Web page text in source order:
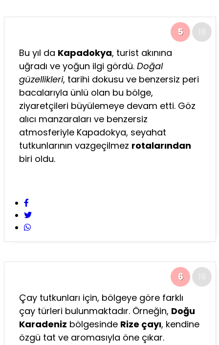
5
Bu yıl da Kapadokya, turist akınına
uğradı ve yoğun ilgi gördü. Doğal
güzellikleri, tarihi dokusu ve benzersiz peri
bacalarıyla ünlü olan bu bölge,
ziyaretçileri büyülemeye devam etti. Göz
alıcı manzaraları ve benzersiz
atmosferiyle Kapadokya, seyahat
tutkunlarının vazgeçilmez rotalarından
biri oldu.
6
Çay tutkunları için, bölgeye göre farklı
çay türleri bulunmaktadır. Örneğin, Doğu
Karadeniz bölgesinde Rize çayı, kendine
özgü tat ve aromasıyla öne çıkar.